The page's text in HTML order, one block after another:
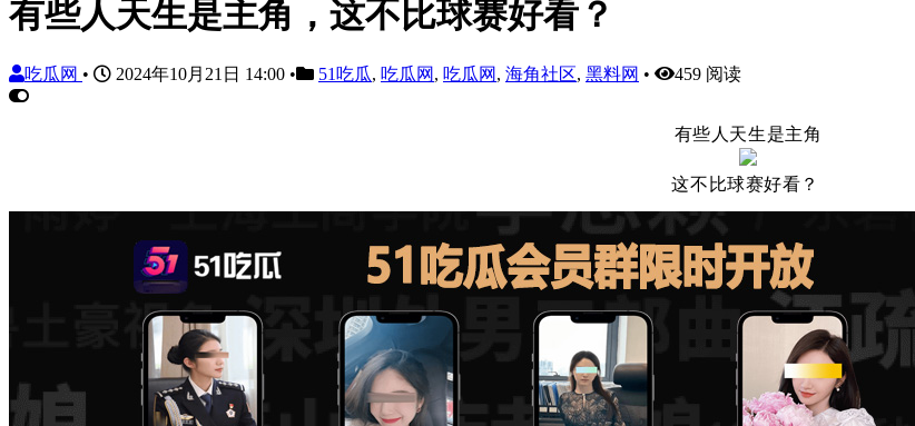
有些人天生是主角，这不比球赛好看？
吃瓜网 • 2024年10月21日 14:00 • 51吃瓜, 吃瓜网 , 吃瓜网 , 海角社区, 黑料网 • 459 阅读
有些人天生是主角
这不比球赛好看？